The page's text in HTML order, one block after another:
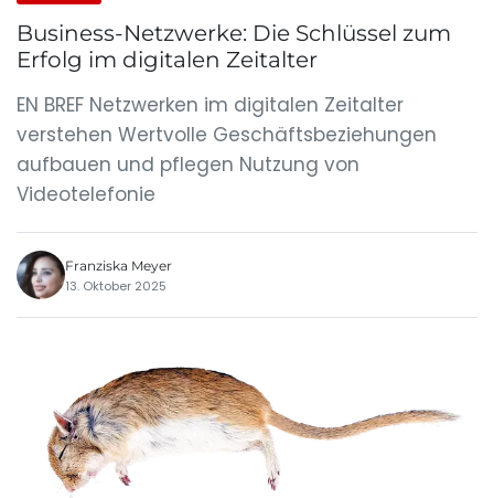
Business-Netzwerke: Die Schlüssel zum
Erfolg im digitalen Zeitalter
EN BREF Netzwerken im digitalen Zeitalter
verstehen Wertvolle Geschäftsbeziehungen
aufbauen und pflegen Nutzung von
Videotelefonie
Franziska Meyer
13. Oktober 2025